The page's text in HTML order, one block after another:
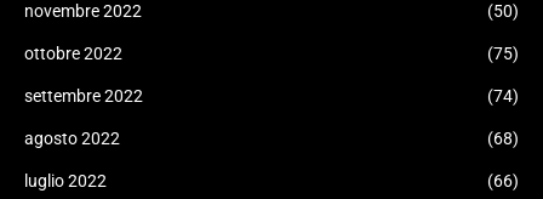
novembre 2022 (50)
ottobre 2022 (75)
settembre 2022 (74)
agosto 2022 (68)
luglio 2022 (66)